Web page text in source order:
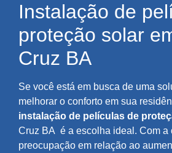
Instalação de
proteção solar
Cruz BA
Se você está em busca de uma
melhorar o conforto em sua
instalação de películas de
Cruz BA é a escolha ideal. Com a
preocupação em relação ao